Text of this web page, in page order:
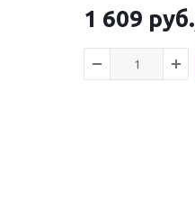
1 609 руб.